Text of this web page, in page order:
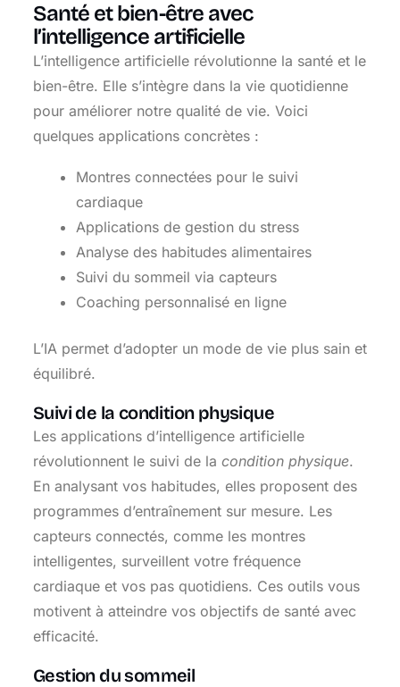
Santé et bien-être avec
l’intelligence artificielle
L’intelligence artificielle révolutionne la santé et le
bien-être. Elle s’intègre dans la vie quotidienne
pour améliorer notre qualité de vie. Voici
quelques applications concrètes :
Montres connectées pour le suivi
cardiaque
Applications de gestion du stress
Analyse des habitudes alimentaires
Suivi du sommeil via capteurs
Coaching personnalisé en ligne
L’IA permet d’adopter un mode de vie plus sain et
équilibré.
Suivi de la condition physique
Les applications d’intelligence artificielle
révolutionnent le suivi de la condition physique.
En analysant vos habitudes, elles proposent des
programmes d’entraînement sur mesure. Les
capteurs connectés, comme les montres
intelligentes, surveillent votre fréquence
cardiaque et vos pas quotidiens. Ces outils vous
motivent à atteindre vos objectifs de santé avec
efficacité.
Gestion du sommeil